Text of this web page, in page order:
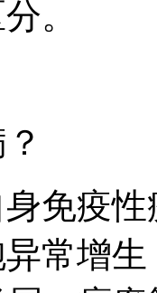
。
免疫
常增